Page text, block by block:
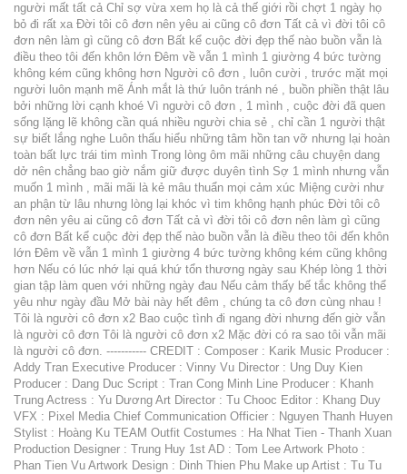
người mất tất cả Chỉ sợ vừa xem họ là cả thế giới rồi chợt 1 ngày họ
bỏ đi rất xa Đời tôi cô đơn nên yêu ai cũng cô đơn Tất cả vì đời tôi cô
đơn nên làm gì cũng cô đơn Bất kể cuộc đời đẹp thế nào buồn vẫn là
điều theo tôi đến khôn lớn Đêm về vẫn 1 mình 1 giường 4 bức tường
không kém cũng không hơn Người cô đơn , luôn cười , trước mặt mọi
người luôn mạnh mẽ Ánh mắt là thứ luôn tránh né , buồn phiền thật lâu
bởi những lời cạnh khoé Vì người cô đơn , 1 mình , cuộc đời đã quen
sống lặng lẽ không cần quá nhiều người chia sẻ , chỉ cần 1 người thật
sự biết lắng nghe Luôn thấu hiểu những tâm hồn tan vỡ nhưng lại hoàn
toàn bất lực trái tim mình Trong lòng ôm mãi những câu chuyện dang
dở nên chẳng bao giờ nắm giữ được duyên tình Sợ 1 mình nhưng vẫn
muốn 1 mình , mãi mãi là kẻ mâu thuẩn mọi cảm xúc Miệng cười như
an phận từ lâu nhưng lòng lại khóc vì tim không hạnh phúc Đời tôi cô
đơn nên yêu ai cũng cô đơn Tất cả vì đời tôi cô đơn nên làm gì cũng
cô đơn Bất kể cuộc đời đẹp thế nào buồn vẫn là điều theo tôi đến khôn
lớn Đêm về vẫn 1 mình 1 giường 4 bức tường không kém cũng không
hơn Nếu có lúc nhớ lại quá khứ tổn thương ngày sau Khép lòng 1 thời
gian tập làm quen với những ngày đau Nếu cảm thấy bế tắc không thể
yêu như ngày đầu Mở bài này hết đêm , chúng ta cô đơn cùng nhau !
Tôi là người cô đơn x2 Bao cuộc tình đi ngang đời nhưng đến giờ vẫn
là người cô đơn Tôi là người cô đơn x2 Mặc đời có ra sao tôi vẫn mãi
là người cô đơn. ----------- CREDIT : Composer : Karik Music Producer :
Addy Tran Executive Producer : Vinny Vu Director : Ung Duy Kien
Producer : Dang Duc Script : Tran Cong Minh Line Producer : Khanh
Trung Actress : Yu Dương Art Director : Tu Chooc Editor : Khang Duy
VFX : Pixel Media Chief Communication Officier : Nguyen Thanh Huyen
Stylist : Hoàng Ku TEAM Outfit Costumes : Ha Nhat Tien - Thanh Xuan
Production Designer : Trung Huy 1st AD : Tom Lee Artwork Photo :
Phan Tien Vu Artwork Design : Dinh Thien Phu Make up Artist : Tu Tu